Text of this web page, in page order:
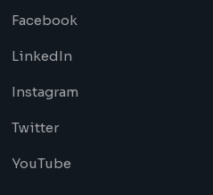
Facebook
LinkedIn
Instagram
Twitter
YouTube